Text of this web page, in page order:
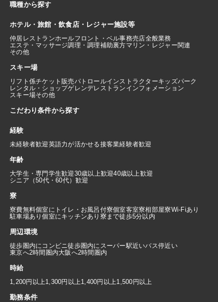
職種から探す
ホテル・旅館・飲食店・レジャー施設等
仲居 レストランホールフロント・ベル事務売店全般業務
エステ・マッサージ調理・調理補助裏方マリン・レジャー関連
その他
スキー場
リフト係チケット販売パトロールインストラクターキッズパーク
レンタル・ショップゲレンデレストラン インフォメーション
スキー場その他
こだわり条件から探す
経験
未経験者歓迎英語力が活かせる接客業経験者歓迎
年齢
大学生・専門学生歓迎30歳以上歓迎40歳以上歓迎
シニア（50代・60代）歓迎
寮
寮費無料個室にトイレ・お風呂付寮個室客室寮相部屋寮Wi-Fiあり
駐車場あり個室にキッチンあり 寮まで徒歩5分以内
周辺環境
徒歩圏内にコンビニ徒歩圏内にスーパー駅近いバス停近い
東京へ2時間圏内大阪へ2時間圏内
時給
1,200円以上1,300円以上1,400円以上1,500円以上
勤務条件